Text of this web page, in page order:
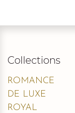
Collections
ROMANCE
DE LUXE
ROYAL